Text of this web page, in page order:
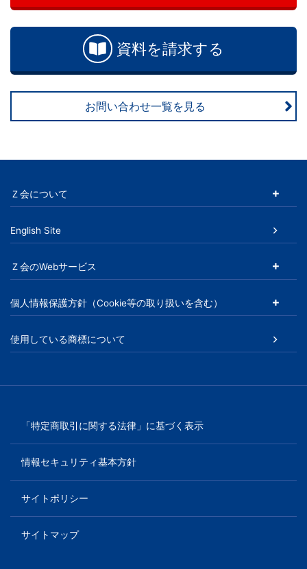
こ
は、
や
が
て、
学
以
上
の
差
つ
け
る。
資料を請求する
お問い合わせ一覧を見る
Ｚ会について
English Site
Ｚ会のWebサービス
個人情報保護方針（Cookie等の取り扱いを含む）
使用している商標について
「特定商取引に関する法律」に基づく表示
情報セキュリティ基本方針
サイトポリシー
サイトマップ